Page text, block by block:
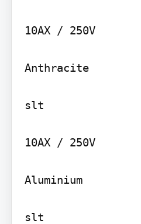
10AX / 250V
Anthracite
slt
10AX / 250V
Aluminium
slt